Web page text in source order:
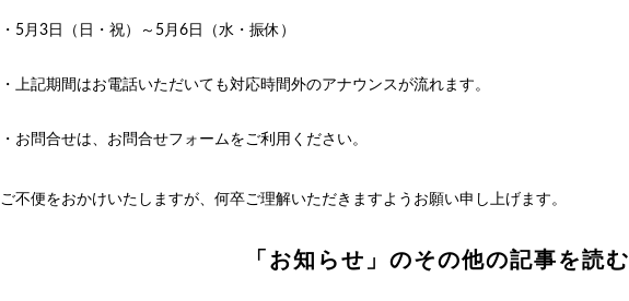
・5月3日（日・祝）～5月6日（水・振休）
・上記期間はお電話いただいても対応時間外のアナウンスが流れます。
・お問合せは、お問合せフォームをご利用ください。
ご不便をおかけいたしますが、何卒ご理解いただきますようお願い申し上げます。
「お知らせ」のその他の記事を読む